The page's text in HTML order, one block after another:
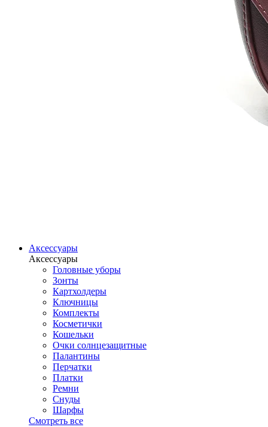
Аксессуары
Аксессуары
Головные уборы
Зонты
Картхолдеры
Ключницы
Комплекты
Косметички
Кошельки
Очки солнцезащитные
Палантины
Перчатки
Платки
Ремни
Снуды
Шарфы
Смотреть все